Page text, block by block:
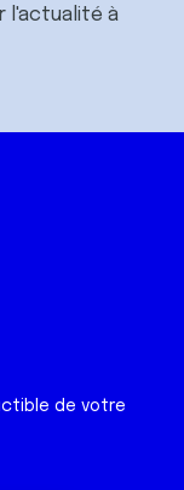
l'actualité à
de votre